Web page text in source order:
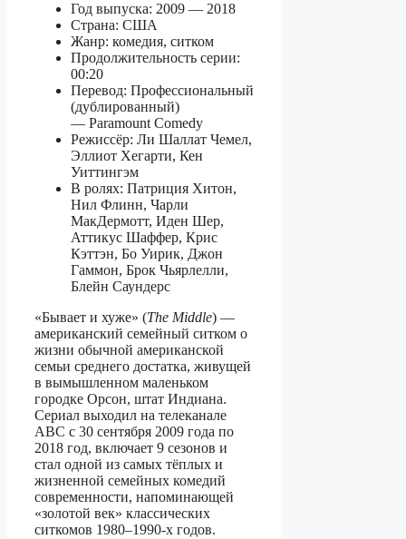
Год выпуска: 2009 — 2018
Страна: США
Жанр: комедия, ситком
Продолжительность серии:
00:20
Перевод: Профессиональный
(дублированный)
— Paramount Comedy
Режиссёр: Ли Шаллат Чемел,
Эллиот Хегарти, Кен
Уиттингэм
В ролях: Патриция Хитон,
Нил Флинн, Чарли
МакДермотт, Иден Шер,
Аттикус Шаффер, Крис
Кэттэн, Бо Уирик, Джон
Гаммон, Брок Чьярлелли,
Блейн Саундерс
«Бывает и хуже» (The Middle) —
американский семейный ситком о
жизни обычной американской
семьи среднего достатка, живущей
в вымышленном маленьком
городке Орсон, штат Индиана.
Сериал выходил на телеканале
ABC с 30 сентября 2009 года по
2018 год, включает 9 сезонов и
стал одной из самых тёплых и
жизненной семейных комедий
современности, напоминающей
«золотой век» классических
ситкомов 1980–1990‑х годов.